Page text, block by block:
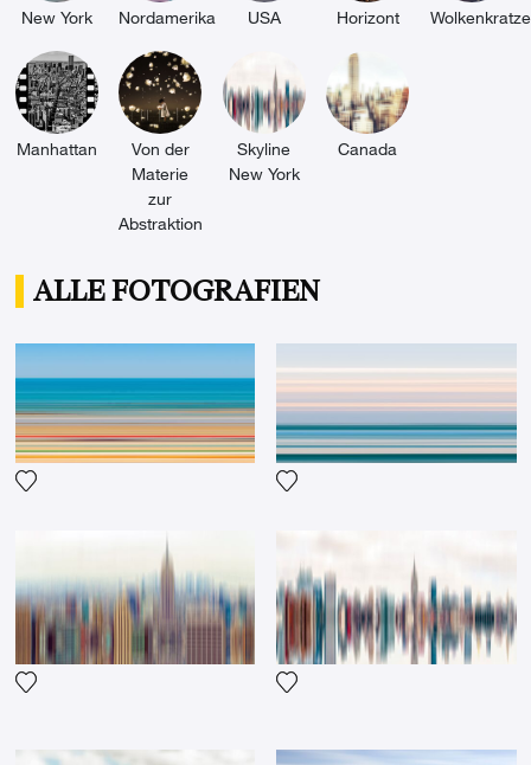
New York Nordamerika USA Horizont
Manhattan
Von der
Materie
zur
Abstraktion
Skyline
New York
Canada
ALLE FOTOGRAFIEN